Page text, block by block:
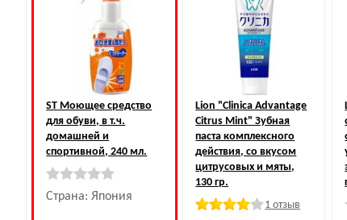
ST Моющее средство
для обуви, в т.ч.
домашней и
спортивной, 240 мл.
Страна: Япония
Lion "Clinica Advantage
Citrus Mint" Зубная
паста комплексного
действия, со вкусом
цитрусовых и мяты,
130 гр.
1 отзыв